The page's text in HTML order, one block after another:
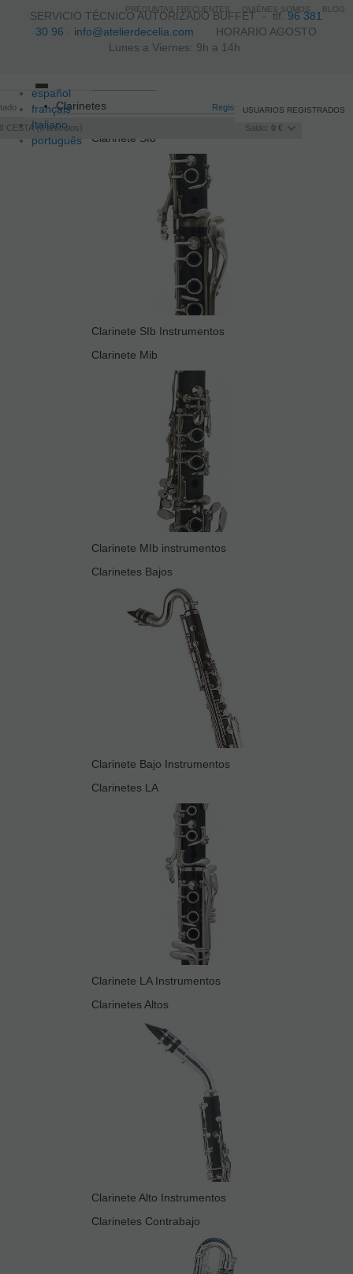
SERVICIO TÉCNICO AUTORIZADO BUFFET -tlf.96 381
30 96 · info@atelierdecelia.com HORARIO AGOSTO
Lunes a Viernes: 9h a 14h
español
français
Italiano
português
Registro /Iniciar sesión
CESTA 0artículos Saldo: 0 €
USUARIOS REGISTRADOS
Toggle
navigation
Clarinetes
Clarinete SIb
Clarinete SIb Instrumentos
Clarinete Mib
Clarinete MIb instrumentos
Clarinetes Bajos
Clarinete Bajo Instrumentos
Clarinetes LA
Clarinete LA Instrumentos
Clarinetes Altos
Clarinete Alto Instrumentos
Clarinetes Contrabajo
PREGUNTAS FRECUENTES QUIÉNES SOMOS BLOG